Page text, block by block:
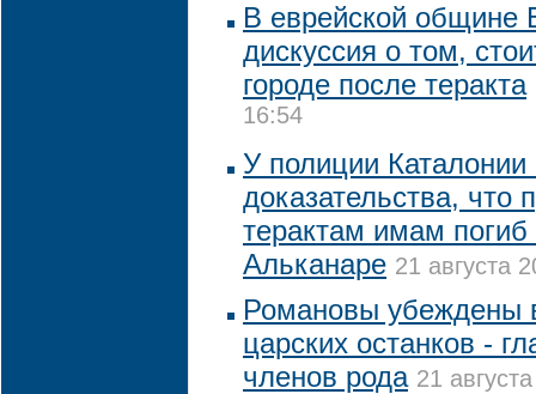
В еврейской общине
дискуссия о том,
городе после теракта
16:54
У полиции Каталонии
доказательства, что
терактам имам
Альканаре 21 августа
Романовы убеждены
царских останков -
членов рода 21